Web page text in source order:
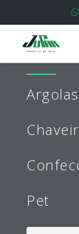
Argolas
Pet